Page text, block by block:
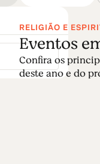
RELIGIÃO E
Eventos
Confira os
deste ano e do